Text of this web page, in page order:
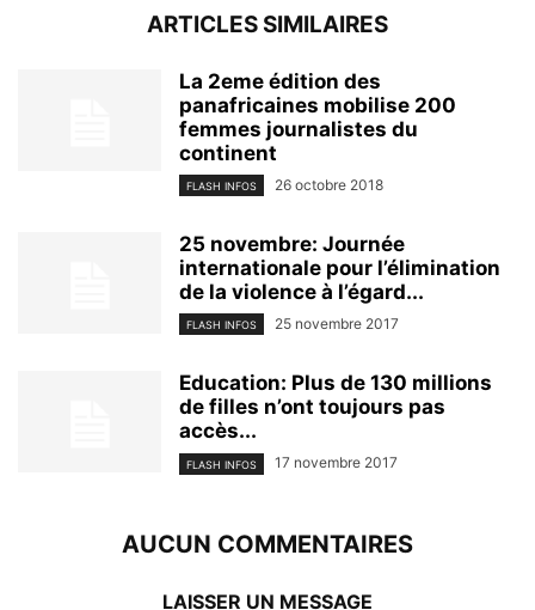
ARTICLES SIMILAIRES
La 2eme édition des
panafricaines mobilise 200
femmes journalistes du
continent
FLASH INFOS 26 octobre 2018
25 novembre: Journée
internationale pour l’élimination
de la violence à l’égard...
FLASH INFOS 25 novembre 2017
Education: Plus de 130 millions
de filles n’ont toujours pas
accès...
FLASH INFOS 17 novembre 2017
AUCUN COMMENTAIRES
LAISSER UN MESSAGE